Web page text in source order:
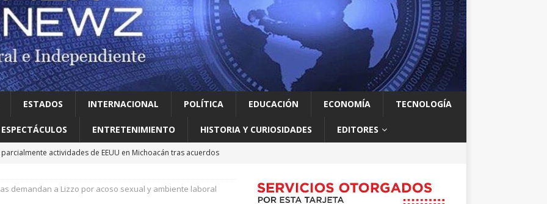
ESTADOS INTERNACIONAL POLÍTICA EDUCACIÓN ECONOMÍA TECNOLOGÍA
ESPECTÁCULOS ENTRETENIMIENTO HISTORIA Y CURIOSIDADES EDITORES
actividades de EEUU en Michoacán tras acuerdos
el gallo
HISTORIA Y CURIOSIDADES
demandan a Lizzo por acoso sexual y ambiente laboral